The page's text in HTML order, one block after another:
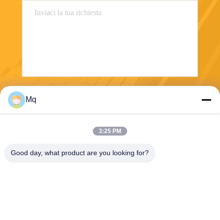
Mq
3:25 PM
Good day, what product are you looking for?